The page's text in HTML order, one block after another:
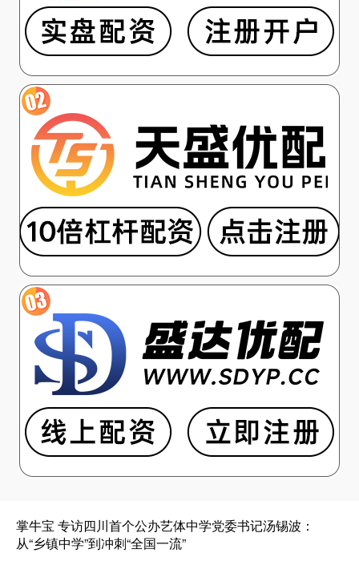
掌牛宝 专访四川首个公办艺体中学党委书记汤锡波：
从“乡镇中学”到冲刺“全国一流”